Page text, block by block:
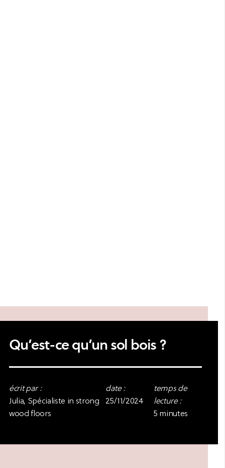
Qu’est-ce qu’un sol bois ?
écrit par :
Julia, Spécialiste in strong
wood floors
date :
25/11/2024
temps de
lecture :
5 minutes